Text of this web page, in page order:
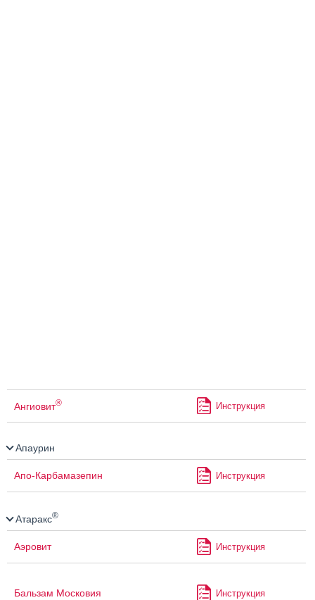
Ангиовит® Инструкция
Апаурин
Апо-Карбамазепин Инструкция
Атаракс®
Аэровит Инструкция
Бальзам Московия Инструкция